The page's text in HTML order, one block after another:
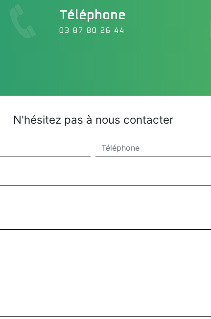
Téléphone
03 87 80 26 44
N'hésitez pas à nous contacter